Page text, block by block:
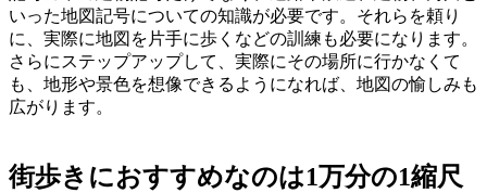
いった地図記号についての知識が必要です。それらを頼り
に、実際に地図を片手に歩くなどの訓練も必要になります。
さらにステップアップして、実際にその場所に行かなくて
も、地形や景色を想像できるようになれば、地図の愉しみも
広がります。
街歩きにおすすめなのは1万分の1縮尺